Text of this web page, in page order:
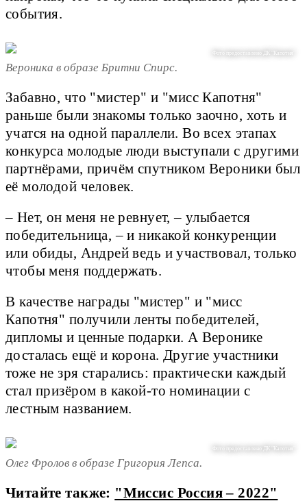
события.
Фото предоставлено ДК "Капотня"
Вероника в образе Бритни Спирс.
Забавно, что "мистер" и "мисс Капотня"
раньше были знакомы только заочно, хоть и
учатся на одной параллели. Во всех этапах
конкурса молодые люди выступали с другими
партнёрами, причём спутником Вероники был
её молодой человек.
– Нет, он меня не ревнует, – улыбается
победительница, – и никакой конкуренции
или обиды, Андрей ведь и участвовал, только
чтобы меня поддержать.
В качестве награды "мистер" и "мисс
Капотня" получили ленты победителей,
дипломы и ценные подарки. А Веронике
досталась ещё и корона. Другие участники
тоже не зря старались: практически каждый
стал призёром в какой-то номинации с
лестным названием.
Фото предоставлено ДК "Капотня"
Олег Фролов в образе Григория Лепса.
Читайте также: "Миссис Россия – 2022"